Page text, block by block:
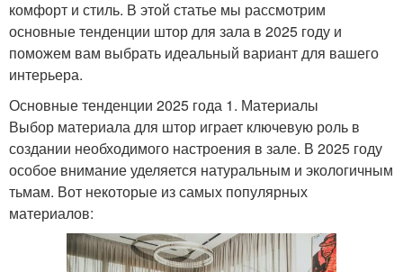
комфорт и стиль. В этой статье мы рассмотрим
основные тенденции штор для зала в 2025 году и
поможем вам выбрать идеальный вариант для вашего
интерьера.
Основные тенденции 2025 года 1. Материалы
Выбор материала для штор играет ключевую роль в
создании необходимого настроения в зале. В 2025 году
особое внимание уделяется натуральным и экологичным
тьмам. Вот некоторые из самых популярных
материалов: